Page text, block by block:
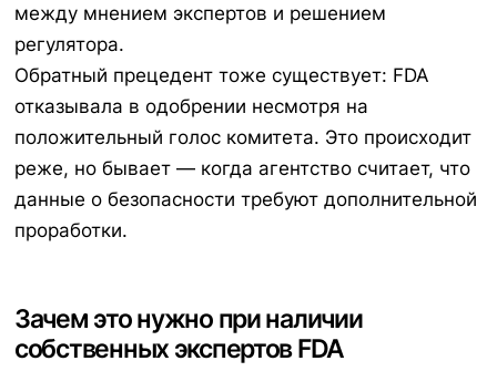
между мнением экспертов и решением
регулятора.
Обратный прецедент тоже существует: FDA
отказывала в одобрении несмотря на
положительный голос комитета. Это происходит
реже, но бывает — когда агентство считает, что
данные о безопасности требуют дополнительной
проработки.
Зачем это нужно при наличии
собственных экспертов FDA